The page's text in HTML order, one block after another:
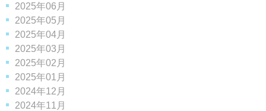
2025年06月
2025年05月
2025年04月
2025年03月
2025年02月
2025年01月
2024年12月
2024年11月